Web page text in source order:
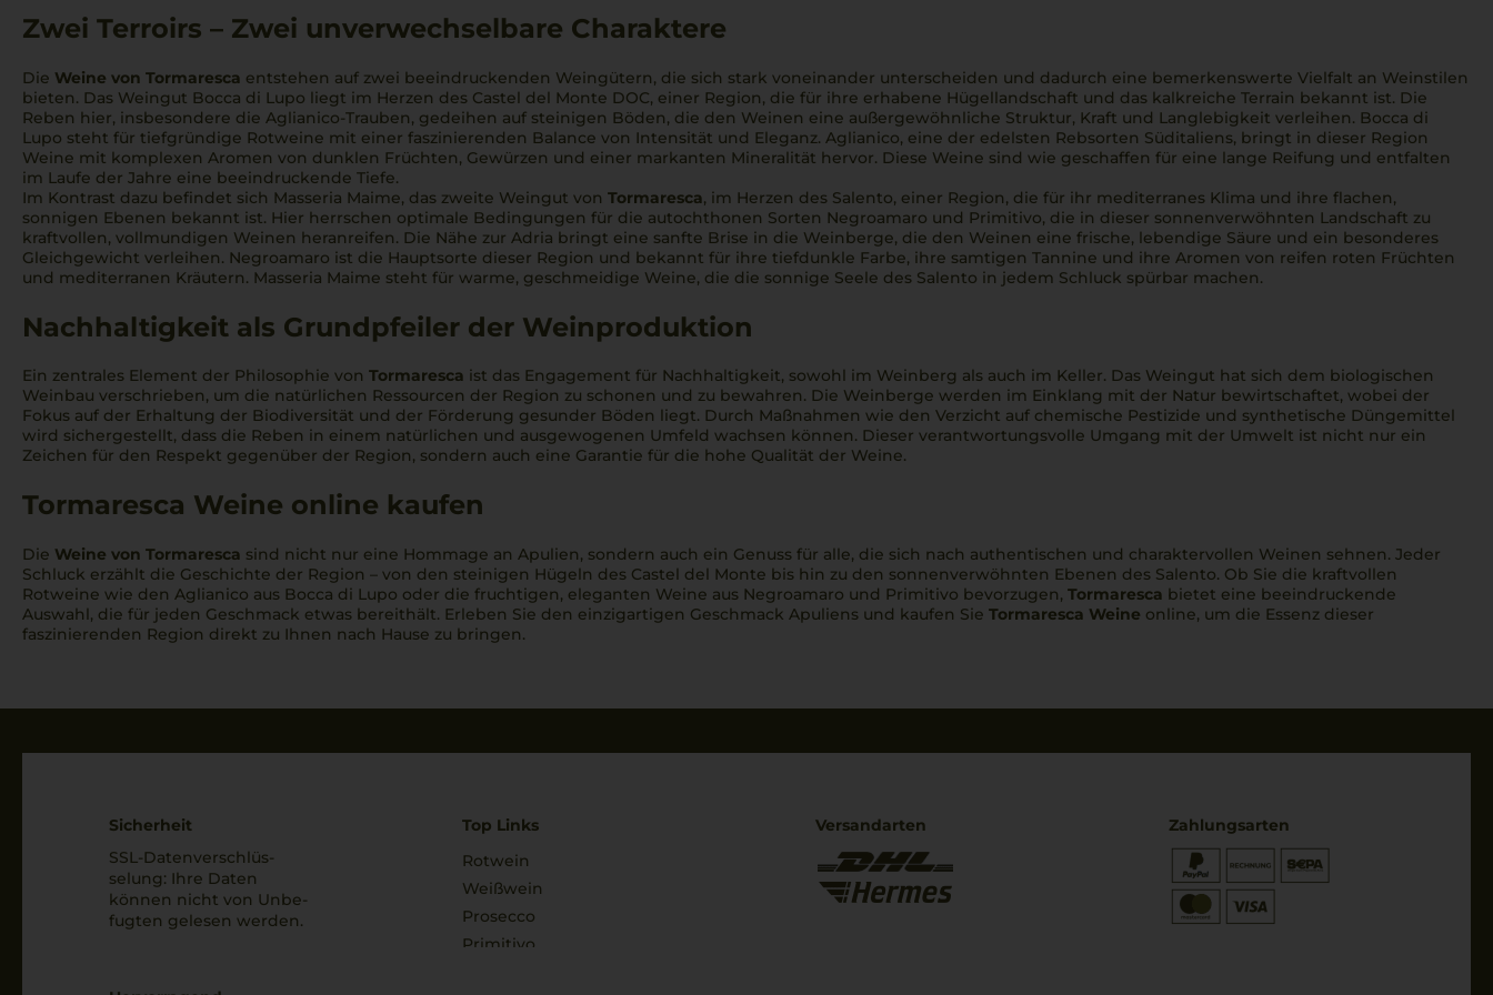
Biondi Santi Jacopo
Bisol de Siderio & Figli
Bolla
Borgo Scopeto e Caparzo Srl
Borgogno
Bosio Family Estate Srl
Bottega
Botter Carlo
Bresca Dorada
Brigaldara
C. Bocchino & C.S.p.A.
Ca' del Bosco
Cà dei Frati
Cantina Bartolomeo
Cantina Sociale di Tollo
Cantina Terlan
Cantina Tramin
Zwei Terroirs – Zwei unverwechselbare Charaktere
Die Weine von Tormaresca entstehen auf zwei beeindruckenden Weingütern, die sich stark voneinander unterscheiden und dadurch eine bemerkenswerte Vielfalt an Weinstilen
bieten. Das Weingut Bocca di Lupo liegt im Herzen des Castel del Monte DOC, einer Region, die für ihre erhabene Hügellandschaft und das kalkreiche Terrain bekannt ist. Die
Reben hier, insbesondere die Aglianico-Trauben, gedeihen auf steinigen Böden, die den Weinen eine außergewöhnliche Struktur, Kraft und Langlebigkeit verleihen. Bocca di
Lupo steht für tiefgründige Rotweine mit einer faszinierenden Balance von Intensität und Eleganz. Aglianico, eine der edelsten Rebsorten Süditaliens, bringt in dieser Region
Weine mit komplexen Aromen von dunklen Früchten, Gewürzen und einer markanten Mineralität hervor. Diese Weine sind wie geschaffen für eine lange Reifung und entfalten
im Laufe der Jahre eine beeindruckende Tiefe.
Im Kontrast dazu befindet sich Masseria Maime, das zweite Weingut von Tormaresca, im Herzen des Salento, einer Region, die für ihr mediterranes Klima und ihre flachen,
sonnigen Ebenen bekannt ist. Hier herrschen optimale Bedingungen für die autochthonen Sorten Negroamaro und Primitivo, die in dieser sonnenverwöhnten Landschaft zu
kraftvollen, vollmundigen Weinen heranreifen. Die Nähe zur Adria bringt eine sanfte Brise in die Weinberge, die den Weinen eine frische, lebendige Säure und ein besonderes
Gleichgewicht verleihen. Negroamaro ist die Hauptsorte dieser Region und bekannt für ihre tiefdunkle Farbe, ihre samtigen Tannine und ihre Aromen von reifen roten Früchten
und mediterranen Kräutern. Masseria Maime steht für warme, geschmeidige Weine, die die sonnige Seele des Salento in jedem Schluck spürbar machen.
Nachhaltigkeit als Grundpfeiler der Weinproduktion
Ein zentrales Element der Philosophie von Tormaresca ist das Engagement für Nachhaltigkeit, sowohl im Weinberg als auch im Keller. Das Weingut hat sich dem biologischen
Weinbau verschrieben, um die natürlichen Ressourcen der Region zu schonen und zu bewahren. Die Weinberge werden im Einklang mit der Natur bewirtschaftet, wobei der
Fokus auf der Erhaltung der Biodiversität und der Förderung gesunder Böden liegt. Durch Maßnahmen wie den Verzicht auf chemische Pestizide und synthetische Düngemittel
wird sichergestellt, dass die Reben in einem natürlichen und ausgewogenen Umfeld wachsen können. Dieser verantwortungsvolle Umgang mit der Umwelt ist nicht nur ein
Zeichen für den Respekt gegenüber der Region, sondern auch eine Garantie für die hohe Qualität der Weine.
Tormaresca Weine online kaufen
Die Weine von Tormaresca sind nicht nur eine Hommage an Apulien, sondern auch ein Genuss für alle, die sich nach authentischen und charaktervollen Weinen sehnen. Jeder
Schluck erzählt die Geschichte der Region – von den steinigen Hügeln des Castel del Monte bis hin zu den sonnenverwöhnten Ebenen des Salento. Ob Sie die kraftvollen
Rotweine wie den Aglianico aus Bocca di Lupo oder die fruchtigen, eleganten Weine aus Negroamaro und Primitivo bevorzugen, Tormaresca bietet eine beeindruckende
Auswahl, die für jeden Geschmack etwas bereithält. Erleben Sie den einzigartigen Geschmack Apuliens und kaufen Sie Tormaresca Weine online, um die Essenz dieser
faszinierenden Region direkt zu Ihnen nach Hause zu bringen.
Sicherheit
SSL-Daten­verschlüs­
selung: Ihre Daten
können nicht von Unbe­
fugten gelesen werden.
Top Links
Rotwein
Weißwein
Prosecco
Primitivo
Versandarten Zahlungsarten